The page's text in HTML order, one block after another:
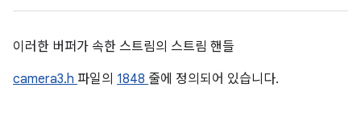
이러한 버퍼가 속한 스트림의 스트림 핸들
camera3.h 파일의 1848 줄에 정의되어 있습니다.